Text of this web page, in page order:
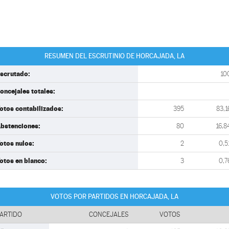
RESUMEN DEL ESCRUTINIO DE HORCAJADA, LA
totales:
contabilizados: 395
80
nulos: 2
en blanco: 3
VOTOS POR PARTIDOS EN HORCAJADA, LA
CONCEJALES VOTOS